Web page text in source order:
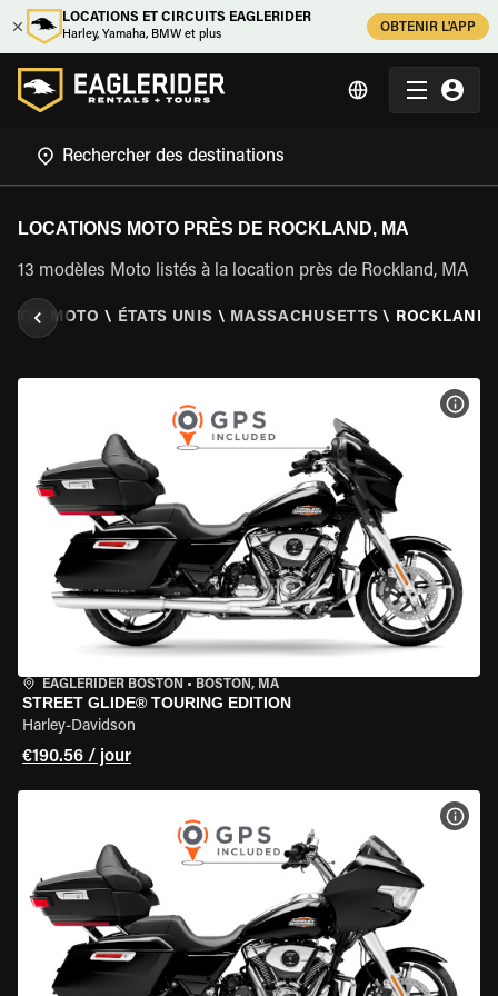
LOCATIONS ET CIRCUITS EAGLERIDER
Harley, Yamaha, BMW et plus
OBTENIR L'APP
LOCATIONS MOTO PRÈS DE ROCKLAND, MA
13 modèles Moto listés à la location près de Rockland, MA
MOTO \ ÉTATS UNIS \ MASSACHUSETTS \ ROCKLAND,
EAGLERIDER BOSTON • BOSTON, MA
STREET GLIDE® TOURING EDITION
Harley-Davidson
€190.56 / jour